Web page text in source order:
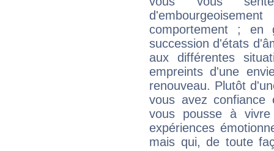
comportement ; en
succession d'états
aux différentes
empreints d'une
renouveau. Plutôt
vous avez
vous pousse à
expériences
mais qui, de toute